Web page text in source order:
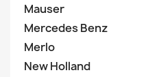
Mauser
Mercedes Benz
Merlo
New Holland